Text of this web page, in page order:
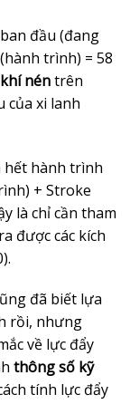
đầu (đang
trình) = 58
néntrên
của xi lanh
hết hành trình
+ Stroke
là chỉ cần tham
được các kích
đã biết lựa
rồi, nhưng
về lực đẩy
thông số kỹ
tính lực đẩy